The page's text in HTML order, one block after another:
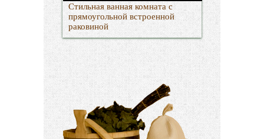
Стильная ванная комната с
прямоугольной встроенной
раковиной